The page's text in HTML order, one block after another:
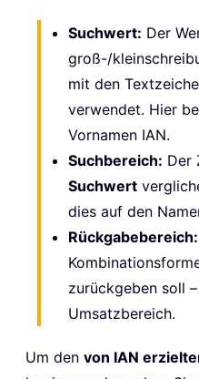
Suchwert: Der
groß-/
mit den
verwendet. Hier
Vornamen IAN.
Suchbereich: Der
Suchwert
dies auf den
Rückgabebereich:
zurückgeben soll
Umsatzbereich.
Um den von IAN